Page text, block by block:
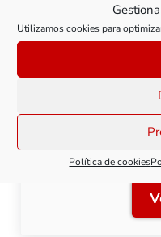
Utilizamos cookies para
Política de cookies
Clase 4: